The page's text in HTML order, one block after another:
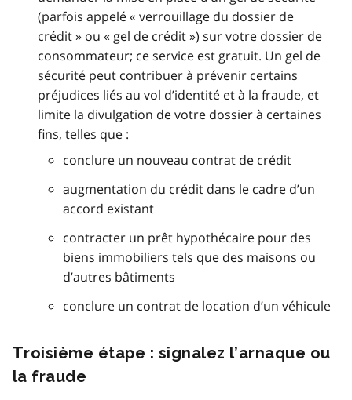
(parfois appelé « verrouillage du dossier de
crédit » ou « gel de crédit ») sur votre dossier de
consommateur; ce service est gratuit. Un gel de
sécurité peut contribuer à prévenir certains
préjudices liés au vol d’identité et à la fraude, et
limite la divulgation de votre dossier à certaines
fins, telles que :
conclure un nouveau contrat de crédit
augmentation du crédit dans le cadre d’un
accord existant
contracter un prêt hypothécaire pour des
biens immobiliers tels que des maisons ou
d’autres bâtiments
conclure un contrat de location d’un véhicule
Troisième étape : signalez l’arnaque ou
la fraude